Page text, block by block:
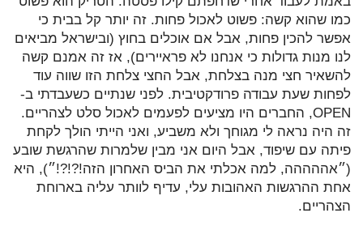
כמו שהוא קשה: פשוט לאכול פחות. זה יותר קל בבית כי
אפשר להכין פחות, אבל אם אוכלים בחוץ (ובישראל מביאים
לנו מנות גדולות כי אנחנו לא פראיירים), אז זה אמנם קשה
להשאיר חצי מנה בצלחת, אבל החצי צלחת הזו שווה עוד
לפחות שעת עבודה פרודקטיבית. לפני שנתיים כשעבדתי ב-
OPEN, החברים היו מציעים לפעמים לאכול סלט לצהריים.
זה היה נראה לי מגוחך ולא משביע, ואני הייתי הולך לקחת
פיתה עם שיפוד, אבל היום אני מבין שלמרות שהרגשת שובע
(״אההההה, למה אכלתי את הביס האחרון הזה!?!?!״), היא
אחת ההרגשות האהובות עלי, עדיף לוותר עליה בארוחת
הצהריים.